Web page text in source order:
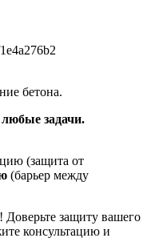
бетона.
задачи.
(защита от
(барьер между
Доверьте защиту вашего
консультацию и